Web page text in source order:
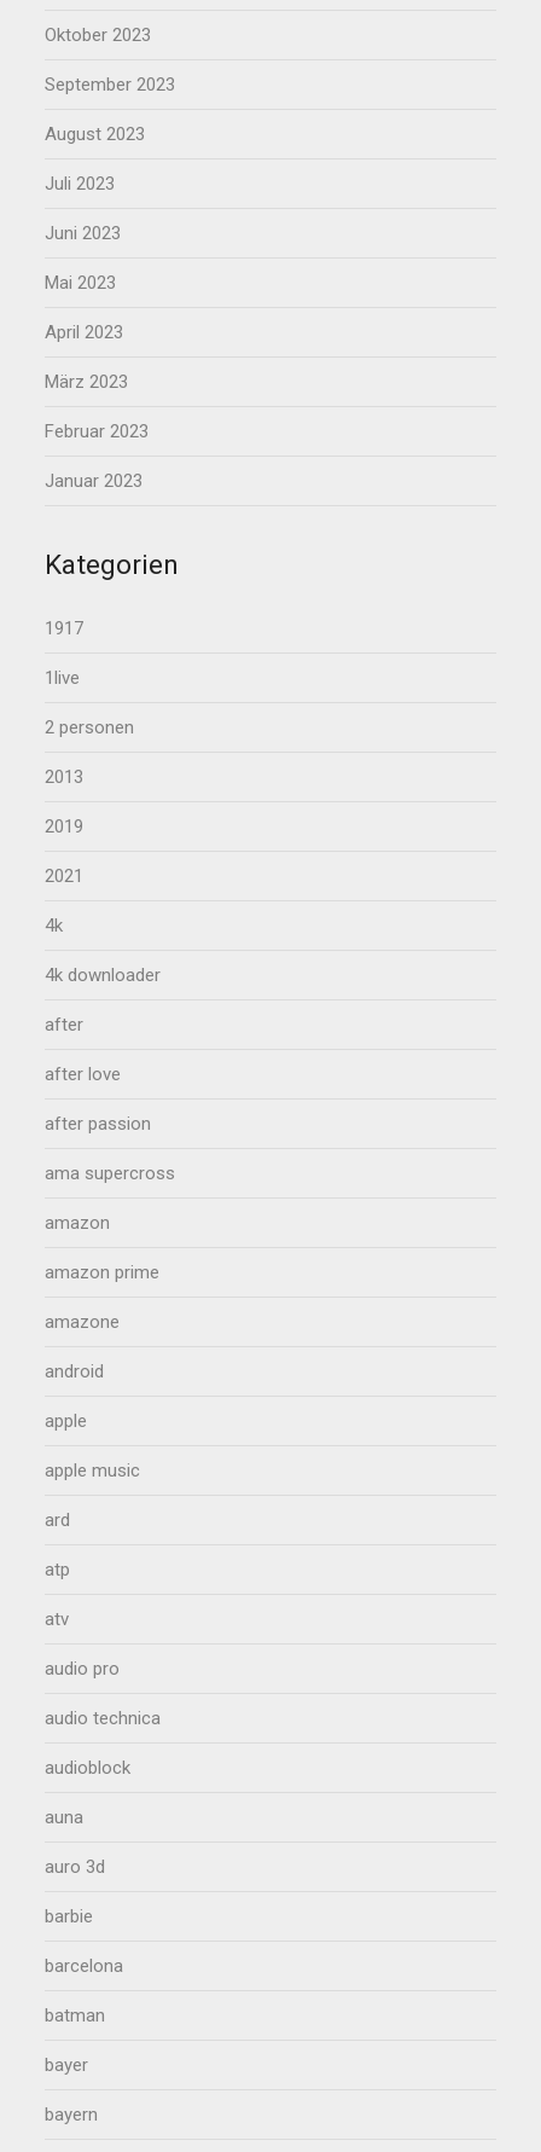
Oktober 2023
September 2023
August 2023
Juli 2023
Juni 2023
Mai 2023
April 2023
März 2023
Februar 2023
Januar 2023
Kategorien
1917
1live
2 personen
2013
2019
2021
4k
4k downloader
after
after love
after passion
ama supercross
amazon
amazon prime
amazone
android
apple
apple music
ard
atp
atv
audio pro
audio technica
audioblock
auna
auro 3d
barbie
barcelona
batman
bayer
bayern